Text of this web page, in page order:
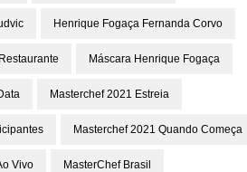
Henrique Fogaça Fernanda Corvo
Máscara Henrique Fogaça
Masterchef 2021 Estreia
Masterchef 2021 Quando Começa
Vivo MasterChef Brasil